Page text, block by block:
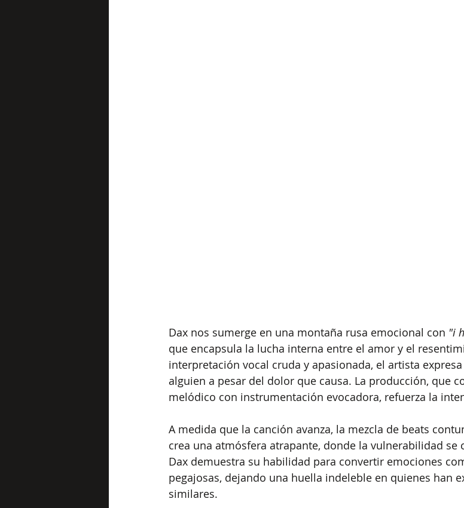
Dax nos sumerge en una montaña rusa emocional con "i
que encapsula la lucha interna entre el amor y el
interpretación vocal cruda y apasionada, el artista
alguien a pesar del dolor que causa. La producción, que
melódico con instrumentación evocadora, refuerza la
A medida que la canción avanza, la mezcla de beats
crea una atmósfera atrapante, donde la vulnerabilidad se
Dax demuestra su habilidad para convertir emociones
pegajosas, dejando una huella indeleble en quienes han
similares.